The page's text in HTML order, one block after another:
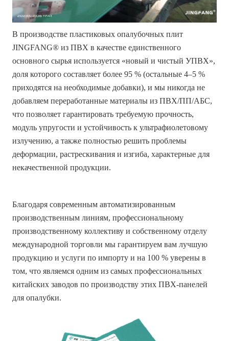
В производстве пластиковых опалубочных плит
JINGFANG® из ПВХ в качестве единственного
основного сырья используется «новый и чистый УПВХ»,
доля которого составляет более 95 % (остальные 4–5 %
приходятся на необходимые добавки), и мы никогда не
добавляем переработанные материалы из ПВХ/ПП/АБС,
что позволяет гарантировать требуемую прочность,
модуль упругости и устойчивость к ультрафиолетовому
излучению, а также полностью решить проблемы
деформации, растрескивания и изгиба, характерные для
некачественной продукции.
Благодаря современным автоматизированным
производственным линиям, профессиональному
производственному коллективу и собственному отделу
международной торговли мы гарантируем вам лучшую
продукцию и услуги по импорту и на 100 % уверены в
том, что являемся одним из самых профессиональных
китайских заводов по производству этих ПВХ-панелей
для опалубки.